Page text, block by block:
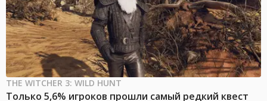
THE WITCHER 3: WILD HUNT
Только 5,6% игроков прошли самый редкий квест